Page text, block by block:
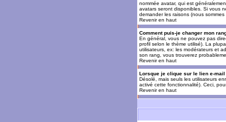
nommée avatar, qui est
avatars seront disponibles. Si vous
demander les raisons (nous
Revenir en haut
Comment puis-je changer mon
En général, vous ne pouvez pas
profil selon le thème utilisé). La
utilisateurs, ex: les modérateurs et
son rang, vous trouverez
Revenir en haut
Lorsque je clique sur le lien e-
Désolé, mais seuls les utilisateurs
activé cette fonctionnalité). Ceci,
Revenir en haut